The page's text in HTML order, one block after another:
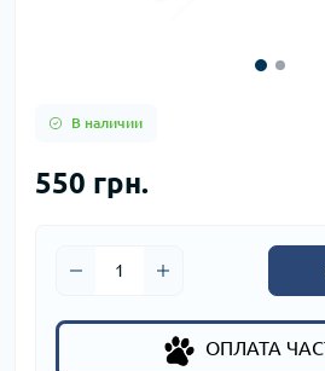
В наличии
550 грн.
ОПЛАТА